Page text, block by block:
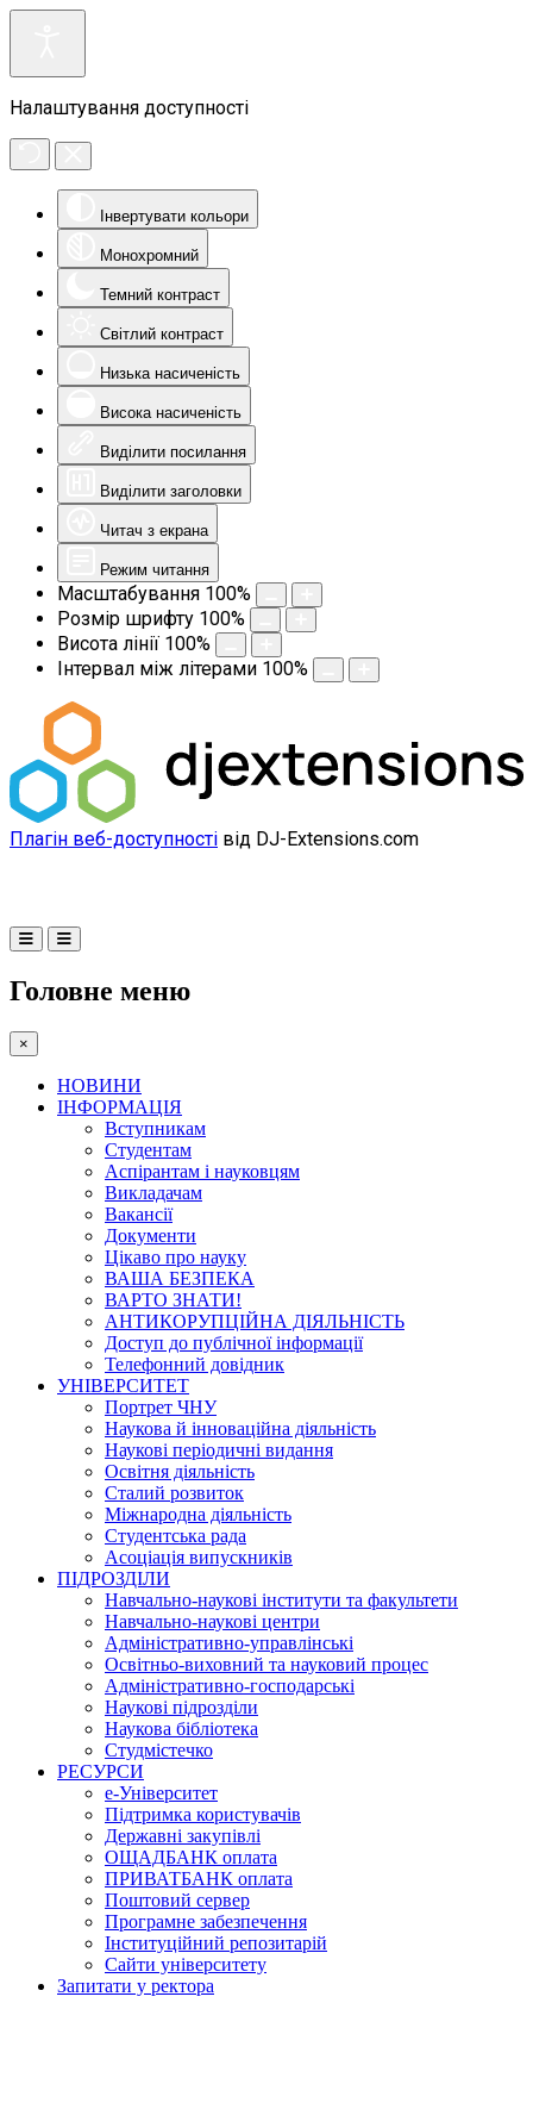
Налаштування доступності
Інвертувати кольори
Монохромний
Темний контраст
Світлий контраст
Низька насиченість
Висока насиченість
Виділити посилання
Виділити заголовки
Читач з екрана
Режим читання
Масштабування 100%
Розмір шрифту 100%
Висота лінії 100%
Інтервал між літерами 100%
Плагін веб-доступності від DJ-Extensions.com
Головне меню
×
НОВИНИ
ІНФОРМАЦІЯ
Вступникам
Студентам
Аспірантам і науковцям
Викладачам
Вакансії
Документи
Цікаво про науку
ВАША БЕЗПЕКА
ВАРТО ЗНАТИ!
АНТИКОРУПЦІЙНА ДІЯЛЬНІСТЬ
Доступ до публічної інформації
Телефонний довідник
УНІВЕРСИТЕТ
Портрет ЧНУ
Наукова й інноваційна діяльність
Наукові періодичні видання
Освітня діяльність
Сталий розвиток
Міжнародна діяльність
Студентська рада
Асоціація випускників
ПІДРОЗДІЛИ
Навчально-наукові інститути та факультети
Навчально-наукові центри
Адміністративно-управлінські
Освітньо-виховний та науковий процес
Адміністративно-господарські
Наукові підрозділи
Наукова бібліотека
Студмістечко
РЕСУРСИ
е-Університет
Підтримка користувачів
Державні закупівлі
ОЩАДБАНК оплата
ПРИВАТБАНК оплата
Поштовий сервер
Програмне забезпечення
Інституційний репозитарій
Сайти університету
Запитати у ректора